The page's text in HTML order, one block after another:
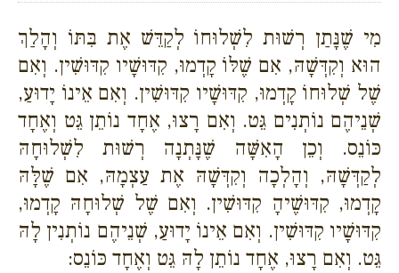
מִי שֶׁנָּתַן רְשׁוּת לִשְׁלוּחוֹ לְקַדֵּשׁ אֶת בִּתּוֹ וְהָלַךְ
הוּא וְקִדְּשָׁהּ, אִם שֶׁלּוֹ קָדְמוּ, קִדּוּשָׁיו קִדּוּשִׁין. וְאִם
שֶׁל שְׁלוּחוֹ קָדְמוּ, קִדּוּשָׁיו קִדּוּשִׁין. וְאִם אֵינוֹ יָדוּעַ,
שְׁנֵיהֶם נוֹתְנִים גֵּט. וְאִם רָצוּ, אֶחָד נוֹתֵן גֵּט וְאֶחָד
כּוֹנֵס. וְכֵן הָאִשָּׁה שֶׁנָּתְנָה רְשׁוּת לִשְׁלוּחָהּ
לְקַדְּשָׁהּ, וְהָלְכָה וְקִדְּשָׁהּ אֶת עַצְמָהּ, אִם שֶׁלָּהּ
קָדְמוּ, קִדּוּשֶׁיהָ קִדּוּשִׁין. וְאִם שֶׁל שְׁלוּחָהּ קָדְמוּ,
קִדּוּשָׁיו קִדּוּשִׁין. וְאִם אֵינוֹ יָדוּעַ, שְׁנֵיהֶם נוֹתְנִין לָהּ
גֵּט. וְאִם רָצוּ, אֶחָד נוֹתֵן לָהּ גֵּט וְאֶחָד כּוֹנֵס: